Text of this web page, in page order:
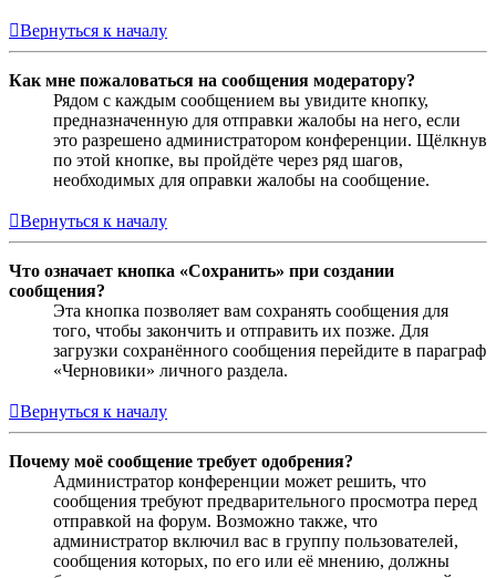
Вернуться к началу
Как мне пожаловаться на сообщения модератору?
Рядом с каждым сообщением вы увидите кнопку,
предназначенную для отправки жалобы на него, если
это разрешено администратором конференции. Щёлкнув
по этой кнопке, вы пройдёте через ряд шагов,
необходимых для оправки жалобы на сообщение.
Вернуться к началу
Что означает кнопка «Сохранить» при создании
сообщения?
Эта кнопка позволяет вам сохранять сообщения для
того, чтобы закончить и отправить их позже. Для
загрузки сохранённого сообщения перейдите в параграф
«Черновики» личного раздела.
Вернуться к началу
Почему моё сообщение требует одобрения?
Администратор конференции может решить, что
сообщения требуют предварительного просмотра перед
отправкой на форум. Возможно также, что
администратор включил вас в группу пользователей,
сообщения которых, по его или её мнению, должны